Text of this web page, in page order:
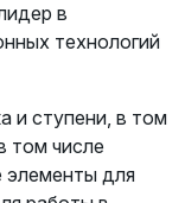
в
технологий
и ступени, в том
том числе
элементы для